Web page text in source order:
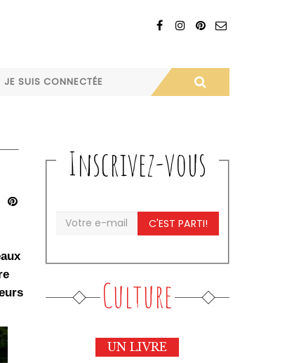
JE SUIS CONNECTÉE
Inscrivez-vous
C'EST PARTI!
Culture
UN LIVRE